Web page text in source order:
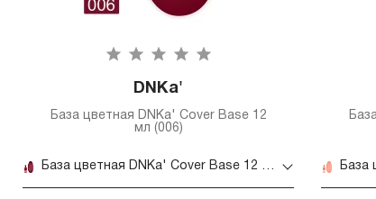
DNKa'
База цветная DNKa' Cover Base 12
мл (006)
База цветная DNKa' Cover Base 12 мл (006)